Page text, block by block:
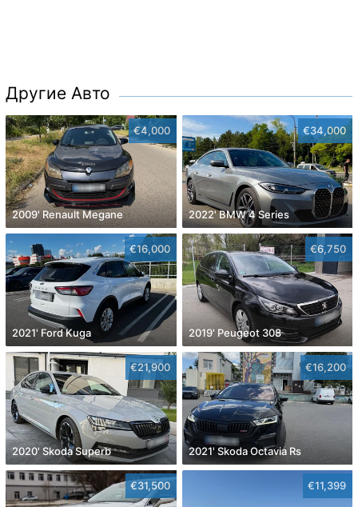
Другие Авто
€4,000
2009' Renault Megane
€34,000
2022' BMW 4 Series
€16,000
2021' Ford Kuga
€6,750
2019' Peugeot 308
€21,900
2020' Skoda Superb
€16,200
2021' Skoda Octavia Rs
€31,500 €11,399